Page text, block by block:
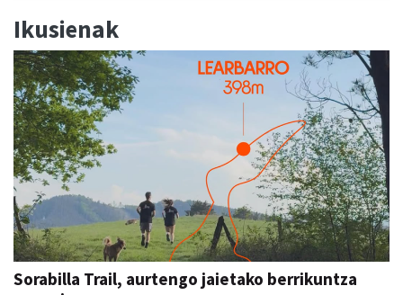
Ikusienak
Sorabilla Trail, aurtengo jaietako berrikuntza